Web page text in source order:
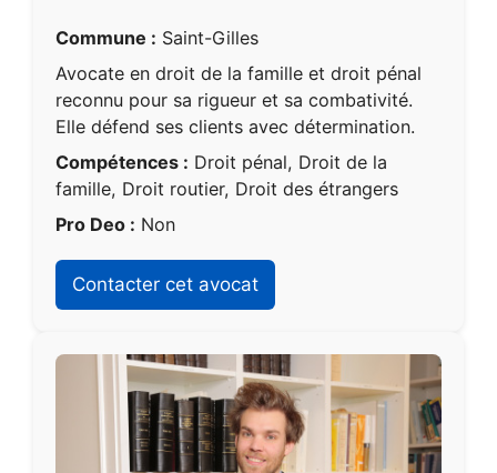
Commune : Saint-Gilles
Avocate en droit de la famille et droit pénal
reconnu pour sa rigueur et sa combativité.
Elle défend ses clients avec détermination.
Compétences : Droit pénal, Droit de la
famille, Droit routier, Droit des étrangers
Pro Deo : Non
Contacter cet avocat